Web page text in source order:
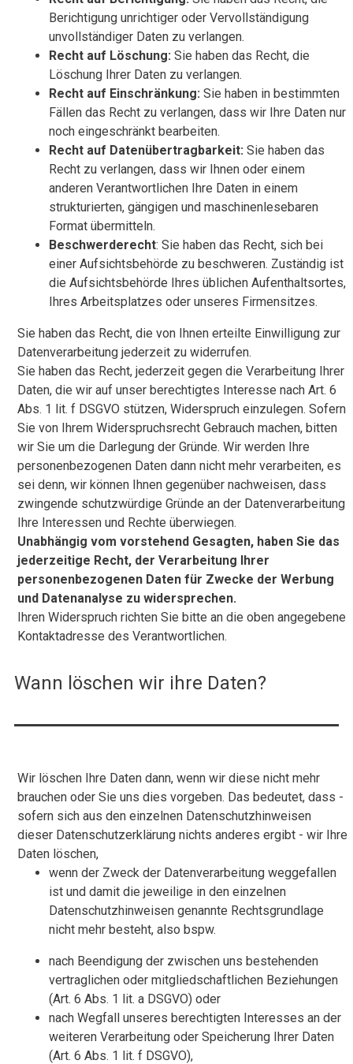
Berichtigung unrichtiger oder Vervollständigung
unvollständiger Daten zu verlangen.
Recht auf Löschung: Sie haben das Recht, die
Löschung Ihrer Daten zu verlangen.
Recht auf Einschränkung: Sie haben in bestimmten
Fällen das Recht zu verlangen, dass wir Ihre Daten nur
noch eingeschränkt bearbeiten.
Recht auf Datenübertragbarkeit: Sie haben das
Recht zu verlangen, dass wir Ihnen oder einem
anderen Verantwortlichen Ihre Daten in einem
strukturierten, gängigen und maschinenlesebaren
Format übermitteln.
Beschwerderecht: Sie haben das Recht, sich bei
einer Aufsichtsbehörde zu beschweren. Zuständig ist
die Aufsichtsbehörde Ihres üblichen Aufenthaltsortes,
Ihres Arbeitsplatzes oder unseres Firmensitzes.
Sie haben das Recht, die von Ihnen erteilte Einwilligung zur
Datenverarbeitung jederzeit zu widerrufen.
Sie haben das Recht, jederzeit gegen die Verarbeitung Ihrer
Daten, die wir auf unser berechtigtes Interesse nach Art. 6
Abs. 1 lit. f DSGVO stützen, Widerspruch einzulegen. Sofern
Sie von Ihrem Widerspruchsrecht Gebrauch machen, bitten
wir Sie um die Darlegung der Gründe. Wir werden Ihre
personenbezogenen Daten dann nicht mehr verarbeiten, es
sei denn, wir können Ihnen gegenüber nachweisen, dass
zwingende schutzwürdige Gründe an der Datenverarbeitung
Ihre Interessen und Rechte überwiegen.
Unabhängig vom vorstehend Gesagten, haben Sie das
jederzeitige Recht, der Verarbeitung Ihrer
personenbezogenen Daten für Zwecke der Werbung
und Datenanalyse zu widersprechen.
Ihren Widerspruch richten Sie bitte an die oben angegebene
Kontaktadresse des Verantwortlichen.
Wann löschen wir ihre Daten?
Wir löschen Ihre Daten dann, wenn wir diese nicht mehr
brauchen oder Sie uns dies vorgeben. Das bedeutet, dass -
sofern sich aus den einzelnen Datenschutzhinweisen
dieser Datenschutzerklärung nichts anderes ergibt - wir Ihre
Daten löschen,
wenn der Zweck der Datenverarbeitung weggefallen
ist und damit die jeweilige in den einzelnen
Datenschutzhinweisen genannte Rechtsgrundlage
nicht mehr besteht, also bspw.
nach Beendigung der zwischen uns bestehenden
vertraglichen oder mitgliedschaftlichen Beziehungen
(Art. 6 Abs. 1 lit. a DSGVO) oder
nach Wegfall unseres berechtigten Interesses an der
weiteren Verarbeitung oder Speicherung Ihrer Daten
(Art. 6 Abs. 1 lit. f DSGVO),